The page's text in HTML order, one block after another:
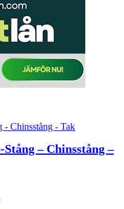
– Chinsstång –